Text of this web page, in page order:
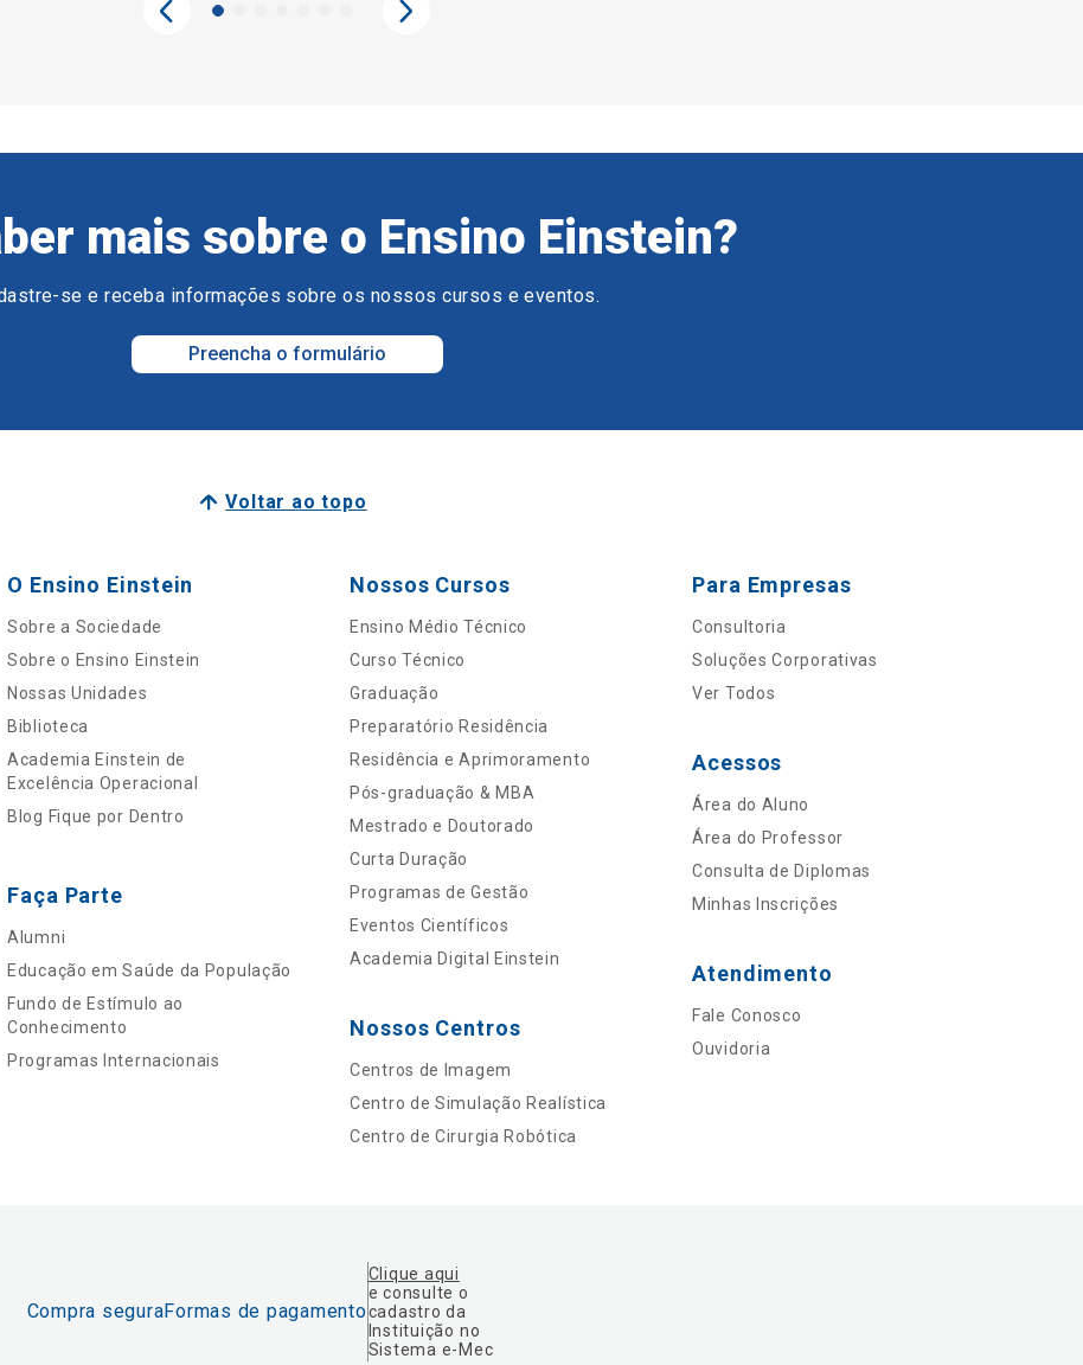
mais sobre o Ensino Einstein?
se e receba informações sobre os nossos cursos e eventos.
Preencha o formulário
Voltar ao topo
O Ensino Einstein
Sobre a Sociedade
Sobre o Ensino Einstein
Nossas Unidades
Biblioteca
Academia Einstein de
Excelência Operacional
Blog Fique por Dentro
Faça Parte
Alumni
Educação em Saúde da População
Fundo de Estímulo ao
Conhecimento
Programas Internacionais
Nossos Cursos
Ensino Médio Técnico
Curso Técnico
Graduação
Preparatório Residência
Residência e Aprimoramento
Pós-graduação & MBA
Mestrado e Doutorado
Curta Duração
Programas de Gestão
Eventos Científicos
Academia Digital Einstein
Nossos Centros
Centros de Imagem
Centro de Simulação Realística
Centro de Cirurgia Robótica
Para Empresas
Consultoria
Soluções Corporativas
Ver Todos
Acessos
Área do Aluno
Área do Professor
Consulta de Diplomas
Minhas Inscrições
Atendimento
Fale Conosco
Ouvidoria
Compra seguraFormas de pagamento
Clique aqui
e consulte o
cadastro da
Instituição no
Sistema e-Mec